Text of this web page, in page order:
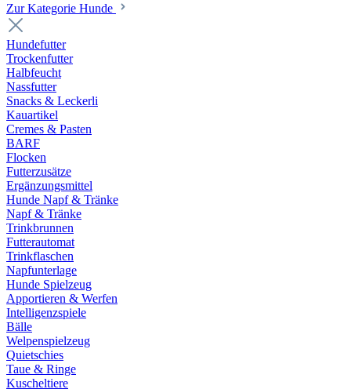
Zur Kategorie Hunde
Hundefutter
Trockenfutter
Halbfeucht
Nassfutter
Snacks & Leckerli
Kauartikel
Cremes & Pasten
BARF
Flocken
Futterzusätze
Ergänzungsmittel
Hunde Napf & Tränke
Napf & Tränke
Trinkbrunnen
Futterautomat
Trinkflaschen
Napfunterlage
Hunde Spielzeug
Apportieren & Werfen
Intelligenzspiele
Bälle
Welpenspielzeug
Quietschies
Taue & Ringe
Kuscheltiere